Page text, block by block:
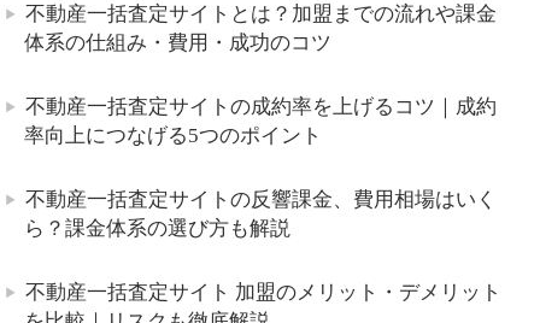
不動産一括査定サイトとは？加盟までの流れや課金
体系の仕組み・費用・成功のコツ
不動産一括査定サイトの成約率を上げるコツ｜成約
率向上につなげる5つのポイント
不動産一括査定サイトの反響課金、費用相場はいく
ら？課金体系の選び方も解説
不動産一括査定サイト 加盟のメリット・デメリット